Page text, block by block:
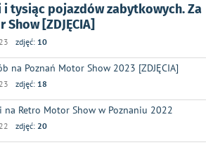
i tysiąc pojazdów zabytkowych. Za
[ZDJĘCIA]
zdjęć: 10
na Poznań Motor Show 2023 [ZDJĘCIA]
zdjęć: 18
na Retro Motor Show w Poznaniu 2022
zdjęć: 20